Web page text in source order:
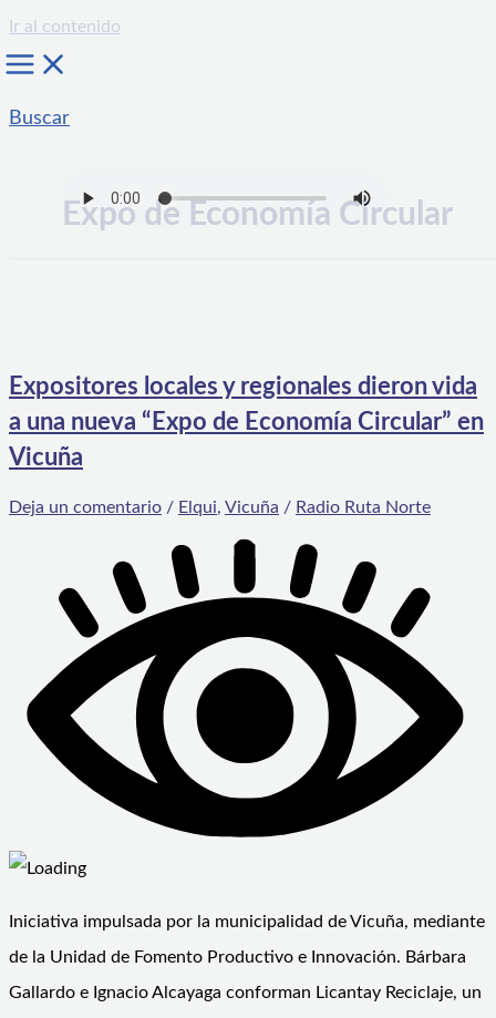
Ir al contenido
Buscar
Expo de Economía Circular
Expositores locales y regionales dieron vida
a una nueva “Expo de Economía Circular” en
Vicuña
Deja un comentario / Elqui, Vicuña / Radio Ruta Norte
Iniciativa impulsada por la municipalidad de Vicuña, mediante
de la Unidad de Fomento Productivo e Innovación. Bárbara
Gallardo e Ignacio Alcayaga conforman Licantay Reciclaje, un